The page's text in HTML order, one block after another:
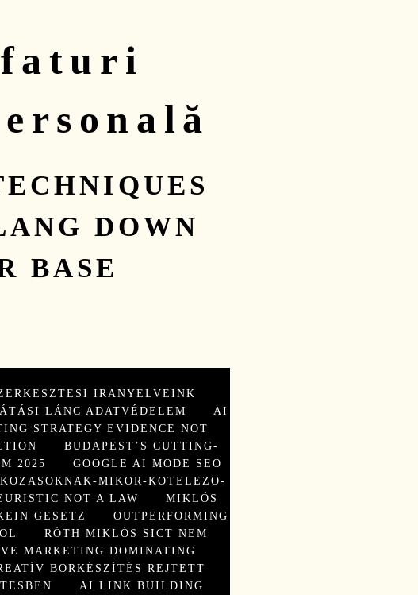
DOWN
BASE
IRANYELVEINK
LÁNC ADATVÉDELEM
AI
STRATEGY EVIDENCE NOT
BUDAPEST’S CUTTING-
2025
GOOGLE AI MODE SEO
MIKOR-KOTELEZO-
NOT A LAW
MIKLÓS
GESETZ
OUTPERFORMING
RÓTH MIKLÓS SICT NEM
MARKETING DOMINATING
BORKÉSZÍTÉS REJTETT
AI LINK BUILDING